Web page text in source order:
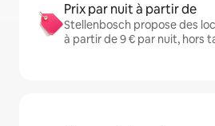
Prix par nuit à partir de
Stellenbosch propose des
à partir de 9 € par nuit, hors